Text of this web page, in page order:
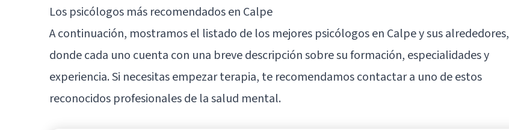
Los psicólogos más recomendados en Calpe
A continuación, mostramos el listado de los mejores psicólogos en Calpe y sus alrededores,
donde cada uno cuenta con una breve descripción sobre su formación, especialidades y
experiencia. Si necesitas empezar terapia, te recomendamos contactar a uno de estos
reconocidos profesionales de la salud mental.